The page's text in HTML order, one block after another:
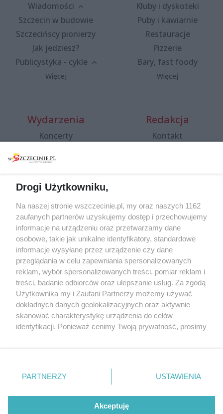
Wiadomości
Szczecin w budowie
Szczecińscy pionierzy
Jak jedziesz?
Publicystyka - cykle
Więcej
Kluby i dyskoteki
Puby i kawiarnie
Restauracje
Pizzerie
Bary, fast foody
Więcej
Wydarzenia
Koncerty
Spacery i oprowadzania
targi
Wernisaże
Więcej
Redakcja
Kontakt
Specjalny koncert z okazji
20. urodzin portalu
wSzczecinie.pl
Regulamin konkursów
śniadaniówka "Hej
Szczecin! Jest piątek!"
Partnerzy
Praca Szczecin
© 2026 wSzczecinie.pl
Created by GOD
Drogi Użytkowniku,
Na naszej stronie wszczecinie.pl, my oraz naszych 1162
zaufanych partnerów uzyskujemy dostęp i przechowujemy
informacje na urządzeniu oraz przetwarzamy dane
osobowe, takie jak unikalne identyfikatory, standardowe
informacje wysyłane przez urządzenie czy dane
przeglądania w celu zapewniania spersonalizowanych
reklam, wybór spersonalizowanych treści, pomiar reklam i
treści, badanie odbiorców oraz ulepszanie usług. Za zgodą
Użytkownika my i Zaufani Partnerzy możemy używać
dokładnych danych geolokalizacyjnych oraz aktywnie
skanować charakterystykę urządzenia do celów
identyfikacji. Ponieważ cenimy Twoją prywatność, prosimy
prywatności znajdujący się w lewym dolnym rogu strony
. Niektóre rodzaje przetwarzania danych nie wymagają
takiemu przetwarzaniu. Preferencje będą miały
PARTNERZY USTAWIENIA
Akceptuję